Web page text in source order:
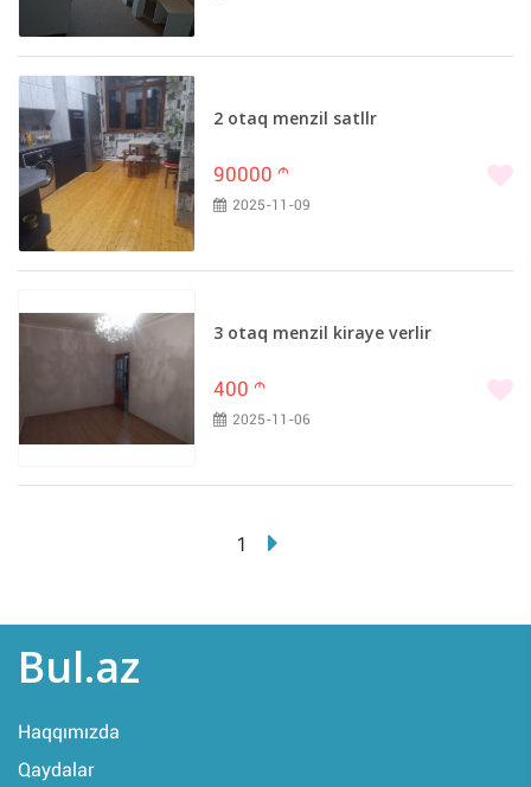
2 otaq menzil satllr
90000 m
2025-11-09
3 otaq menzil kiraye verlir
400 m
2025-11-06
1
Bul.az
Haqqımızda
Qaydalar